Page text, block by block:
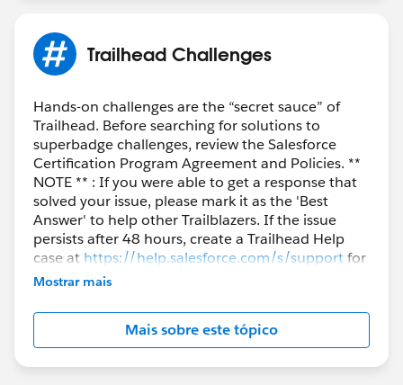
Trailhead Challenges
Hands-on challenges are the “secret sauce” of
Trailhead. Before searching for solutions to
superbadge challenges, review the Salesforce
Certification Program Agreement and Policies. **
NOTE ** : If you were able to get a response that
solved your issue, please mark it as the 'Best
Answer' to help other Trailblazers. If the issue
persists after 48 hours, create a Trailhead Help
case at https://help.salesforce.com/s/supportfor
further assistance.
Mostrar mais
Mais sobre este tópico